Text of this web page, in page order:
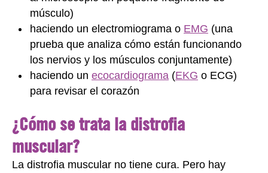
músculo)
haciendo un electromiograma o EMG (una
prueba que analiza cómo están funcionando
los nervios y los músculos conjuntamente)
haciendo un ecocardiograma (EKG o ECG)
para revisar el corazón
¿Cómo se trata la distrofia
muscular?
La distrofia muscular no tiene cura. Pero hay